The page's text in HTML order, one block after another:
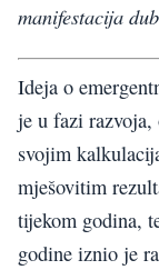
manifestacija
Ideja o
je u fazi razvoja,
svojim
mješovitim
tijekom godina,
godine iznio je